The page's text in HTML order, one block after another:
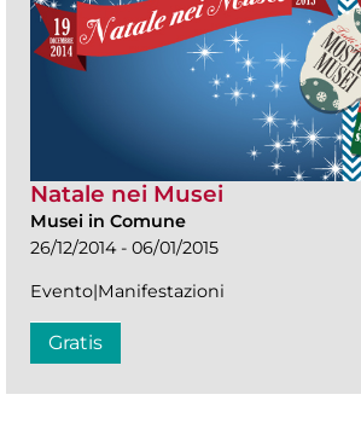
Natale nei Musei
Musei in Comune
26/12/2014 - 06/01/2015
Evento|Manifestazioni
Gratis